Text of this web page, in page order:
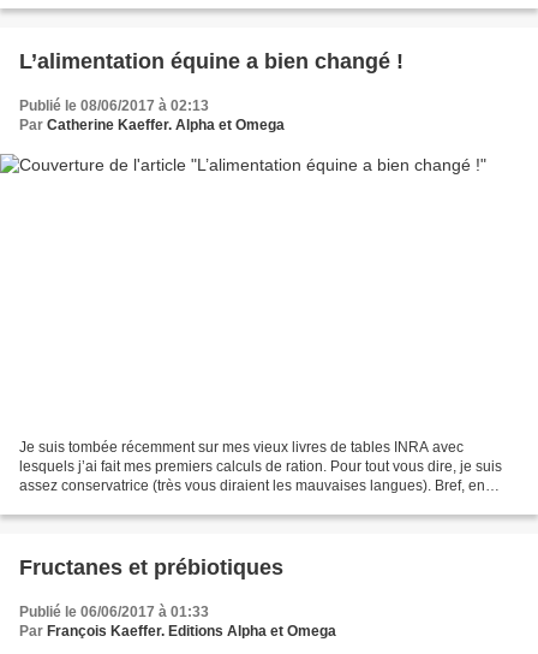
L’alimentation équine a bien changé !
Publié le 08/06/2017 à 02:13
Par Catherine Kaeffer. Alpha et Omega
Je suis tombée récemment sur mes vieux livres de tables INRA avec
lesquels j’ai fait mes premiers calculs de ration. Pour tout vous dire, je suis
assez conservatrice (très vous diraient les mauvaises langues). Bref, en
Fructanes et prébiotiques
Publié le 06/06/2017 à 01:33
Par François Kaeffer. Editions Alpha et Omega